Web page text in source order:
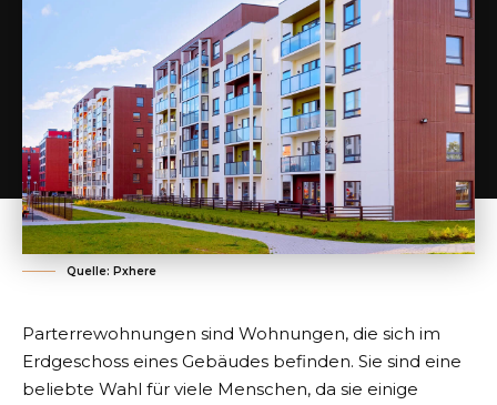
Quelle: Pxhere
Parterrewohnungen sind Wohnungen, die sich im
Erdgeschoss eines Gebäudes befinden. Sie sind eine
beliebte Wahl für viele Menschen, da sie einige